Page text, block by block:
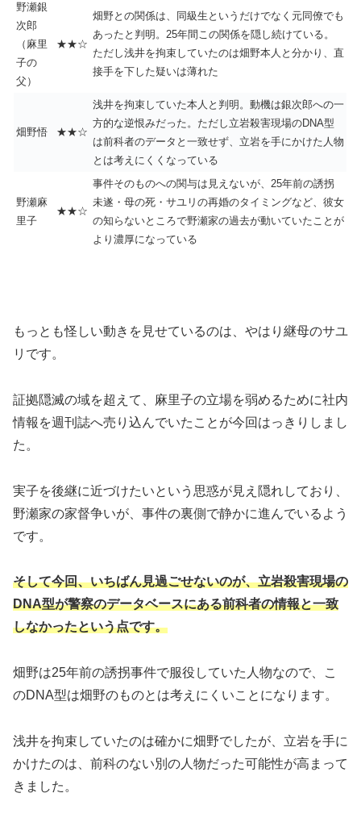
野瀬銀
次郎
（麻里
子の
父）
★★☆
畑野との関係は、同級生というだけでなく元同僚でも
あったと判明。25年間この関係を隠し続けている。
ただし浅井を拘束していたのは畑野本人と分かり、直
接手を下した疑いは薄れた
畑野悟 ★★☆
浅井を拘束していた本人と判明。動機は銀次郎への一
方的な逆恨みだった。ただし立岩殺害現場のDNA型
は前科者のデータと一致せず、立岩を手にかけた人物
とは考えにくくなっている
野瀬麻
里子
★★☆
事件そのものへの関与は見えないが、25年前の誘拐
未遂・母の死・サユリの再婚のタイミングなど、彼女
の知らないところで野瀬家の過去が動いていたことが
より濃厚になっている
もっとも怪しい動きを見せているのは、やはり継母のサユ
リです。
証拠隠滅の域を超えて、麻里子の立場を弱めるために社内
情報を週刊誌へ売り込んでいたことが今回はっきりしまし
た。
実子を後継に近づけたいという思惑が見え隠れしており、
野瀬家の家督争いが、事件の裏側で静かに進んでいるよう
です。
そして今回、いちばん見過ごせないのが、立岩殺害現場の
DNA型が警察のデータベースにある前科者の情報と一致
しなかったという点です。
畑野は25年前の誘拐事件で服役していた人物なので、こ
のDNA型は畑野のものとは考えにくいことになります。
浅井を拘束していたのは確かに畑野でしたが、立岩を手に
かけたのは、前科のない別の人物だった可能性が高まって
きました。